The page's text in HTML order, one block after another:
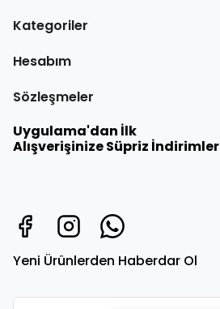
Kategoriler
Hesabım
Sözleşmeler
Uygulama'dan İlk
Alışverişinize Süpriz İndirimler
Yeni Ürünlerden Haberdar Ol